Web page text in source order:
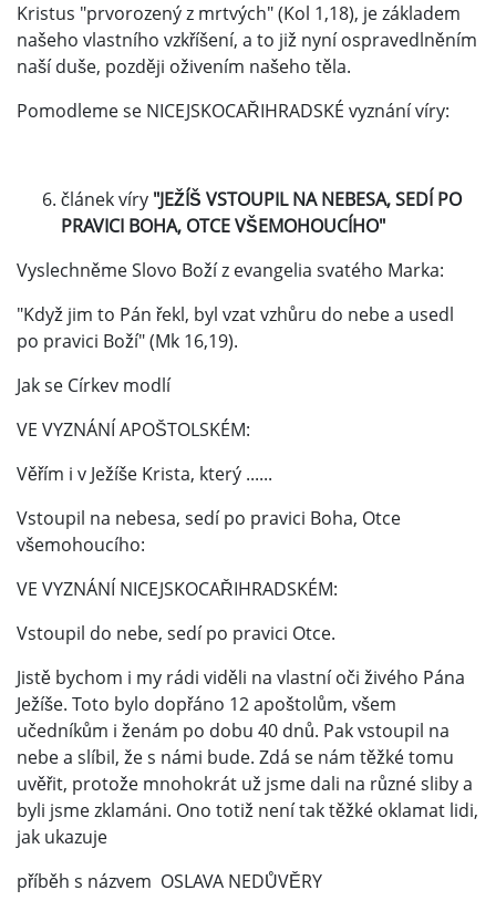
Kristus "prvorozený z mrtvých" (Kol 1,18), je základem
našeho vlastního vzkříšení, a to již nyní ospravedlněním
naší duše, později oživením našeho těla.
Pomodleme se NICEJSKOCAŘIHRADSKÉ vyznání víry:
článek víry "JEŽÍŠ VSTOUPIL NA NEBESA, SEDÍ PO
PRAVICI BOHA, OTCE VŠEMOHOUCÍHO"
Vyslechněme Slovo Boží z evangelia svatého Marka:
"Když jim to Pán řekl, byl vzat vzhůru do nebe a usedl
po pravici Boží" (Mk 16,19).
Jak se Církev modlí
VE VYZNÁNÍ APOŠTOLSKÉM:
Věřím i v Ježíše Krista, který ......
Vstoupil na nebesa, sedí po pravici Boha, Otce
všemohoucího:
VE VYZNÁNÍ NICEJSKOCAŘIHRADSKÉM:
Vstoupil do nebe, sedí po pravici Otce.
Jistě bychom i my rádi viděli na vlastní oči živého Pána
Ježíše. Toto bylo dopřáno 12 apoštolům, všem
učedníkům i ženám po dobu 40 dnů. Pak vstoupil na
nebe a slíbil, že s námi bude. Zdá se nám těžké tomu
uvěřit, protože mnohokrát už jsme dali na různé sliby a
byli jsme zklamáni. Ono totiž není tak těžké oklamat lidi,
jak ukazuje
příběh s názvem OSLAVA NEDŮVĚRY